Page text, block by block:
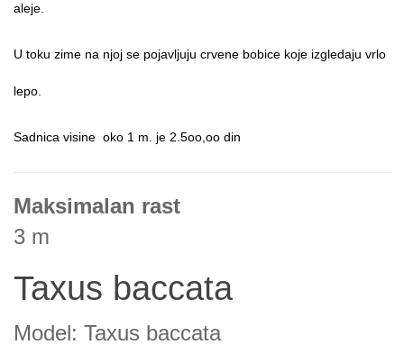
aleje.
U toku zime na njoj se pojavljuju crvene bobice koje izgledaju vrlo
lepo.
Sadnica visine oko 1 m. je 2.5oo,oo din
Maksimalan rast
3 m
Taxus baccata
Model: Taxus baccata